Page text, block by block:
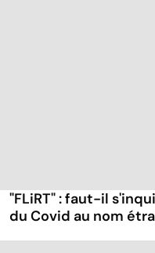
"FLiRT" : faut-il
du Covid au nom